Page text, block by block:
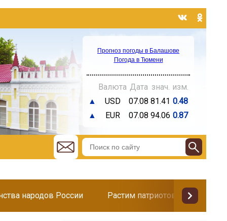
Прогноз погоды в Балашове
Погода в Тюмени
Валюта Дата знач. изм.
▲
USD 07.08 81.41 0.48
▲
EUR 07.08 94.06 0.87
народов России Растим патриотов